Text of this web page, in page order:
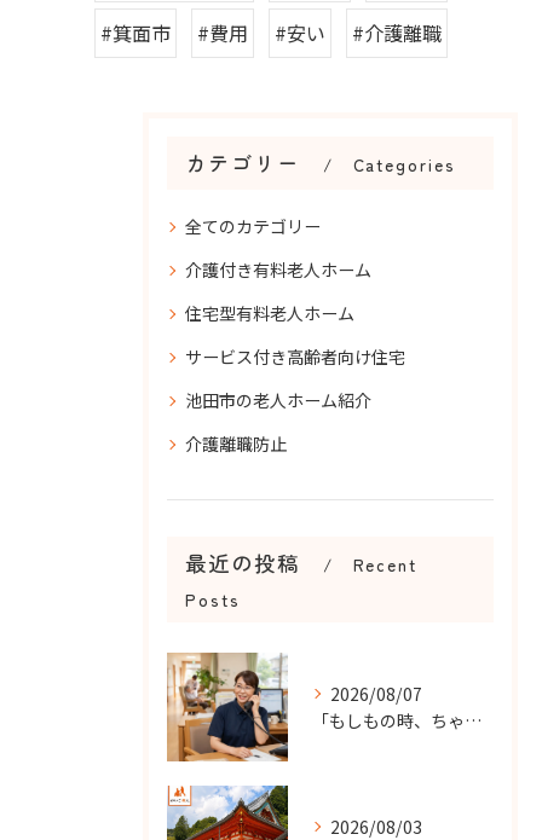
#箕面市
#費用 #安い #介護離職
カテゴリー Categories
全てのカテゴリー
介護付き有料老人ホーム
住宅型有料老人ホーム
サービス付き高齢者向け住宅
池田市の老人ホーム紹介
介護離職防止
最近の投稿
Recent
Posts
2026/08/07
「もしもの時、ちゃんと知らせてもらえる？」
2026/08/03